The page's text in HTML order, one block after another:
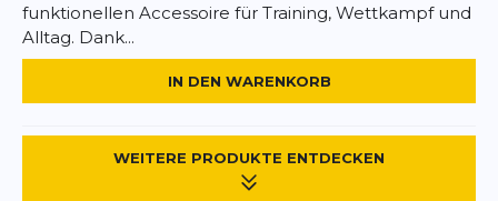
funktionellen Accessoire für Training, Wettkampf und
Alltag. Dank...
IN DEN WARENKORB
WEITERE PRODUKTE ENTDECKEN